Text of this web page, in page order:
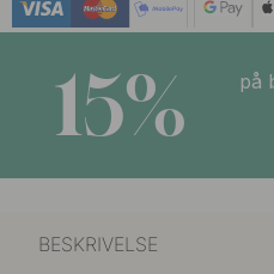
15%
på
BESKRIVELSE